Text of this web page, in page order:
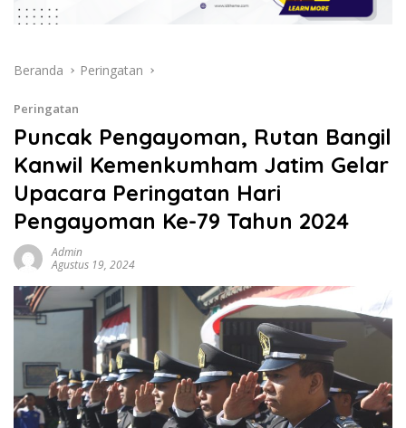
Beranda Peringatan
Peringatan
Puncak Pengayoman, Rutan Bangil
Kanwil Kemenkumham Jatim Gelar
Upacara Peringatan Hari
Pengayoman Ke-79 Tahun 2024
Admin
Agustus 19, 2024